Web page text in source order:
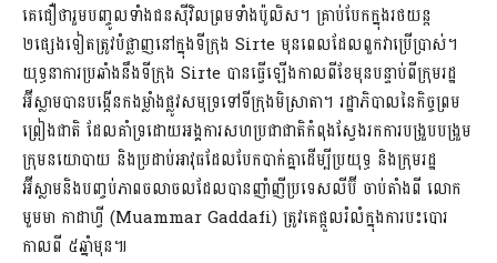
គេជឿថារួមបញ្ចូលទាំងជនស៊ីវិលព្រមទាំងប៉ូលិស។ គ្រាប់បែកក្នុងរថយន្ត
២ផ្សេងទៀតត្រូវបំផ្លាញនៅក្នុងទីក្រុង Sirte មុនពេលដែលពួកវាប្រើប្រាស់។
យុទ្ធនាការប្រឆាំងនឹងទីក្រុង Sirte បានធ្វើឡើងកាលពីខែមុនបន្ទាប់ពីក្រុមរដ្ឋ
អ៊ីស្លាមបានបង្កើនកងម្លាំងផ្លូវសមុទ្រទៅទីក្រុងមិស្រាតា។ រដ្ឋាភិបាលនៃកិច្ចព្រម
ព្រៀងជាតិ ដែលគាំទ្រដោយអង្គការសហប្រជាជាតិកំពុងស្វែងរកការបង្រួបបង្រួម
ក្រុមនយោបាយ និងប្រដាប់អាវុធដែលបែកបាក់គ្នាដើម្បីប្រយុទ្ធ និងក្រុមរដ្ឋ
អ៊ីស្លាមនិងបញ្ចប់ភាពចលាចលដែលបានញាំញីប្រទេសលីប៊ី ចាប់តាំងពី លោក
មួមមា កាដាហ្វី (Muammar Gaddafi) ត្រូវគេផ្តួលរំលំក្នុងការបះបោរ
កាលពី ៥ឆ្នាំមុន៕